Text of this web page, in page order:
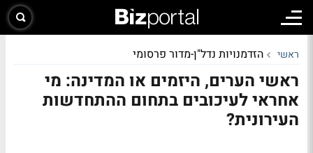
ראשי הזדמנויות נדל"ן-מדור פרסומי
ראשי הערים, היזמים או המדינה: מי
אחראי לעיכובים בתחום ההתחדשות
העירונית?